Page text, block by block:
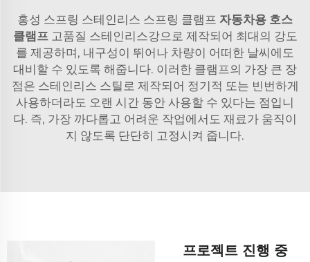
홍성 스프링 스테인리스 스프링 클램프 자동차용 호스
클램프 고품질 스테인리스강으로 제작되어 최대의 강도
를 제공하며, 내구성이 뛰어나 차량이 어떠한 날씨에도
대비할 수 있도록 해줍니다. 이러한 클램프의 가장 큰 장
점은 스테인리스 스틸로 제작되어 정기적 또는 빈번하게
사용하더라도 오랜 시간 동안 사용할 수 있다는 점입니
다. 즉, 가장 까다롭고 어려운 작업에서도 재료가 움직이
지 않도록 단단히 고정시켜 줍니다.
프로젝트 진행 중